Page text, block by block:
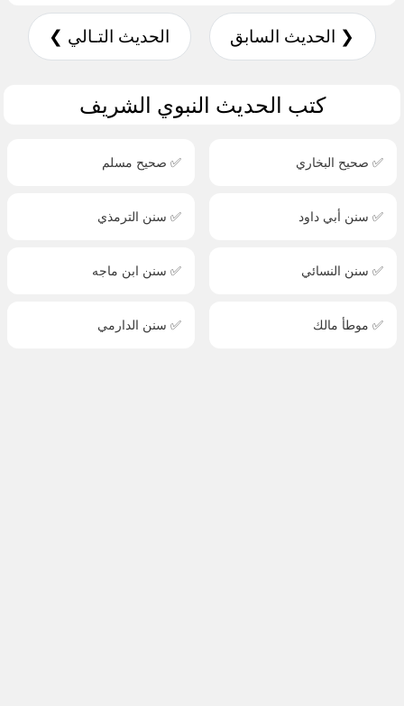
❮ الحديث السابق الحديث التـالي ❯
كتب الحديث النبوي الشريف
✅ صحيح البخاري ✅ صحيح مسلم
✅ سنن أبي داود ✅ سنن الترمذي
✅ سنن النسائي ✅ سنن ابن ماجه
✅ موطأ مالك ✅ سنن الدارمي